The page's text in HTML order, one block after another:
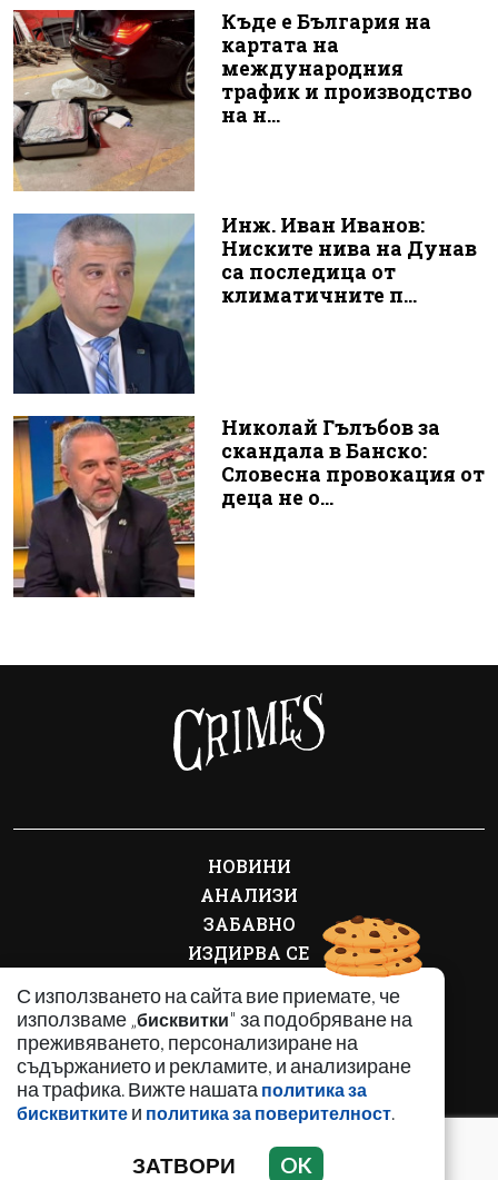
Къде е България на
картата на
международния
трафик и производство
на н...
Инж. Иван Иванов:
Ниските нива на Дунав
са последица от
климатичните п...
Николай Гълъбов за
скандала в Банско:
Словесна провокация от
деца не о...
С използването на сайта вие приемате, че
използваме „бисквитки" за подобряване на
преживяването, персонализиране на
съдържанието и рекламите, и анализиране
на трафика. Вижте нашата политика за
бисквитките и политика за поверителност.
ЗАТВОРИ OK
НОВИНИ
АНАЛИЗИ
ЗАБАВНО
ИЗДИРВА СЕ
ЛИЧНОСТИ
ОБЩЕСТВЕНИ ТЕМИ
ПО СВЕТА
РЕГИОНАЛНИ
Използването и публикуването на част или цялото